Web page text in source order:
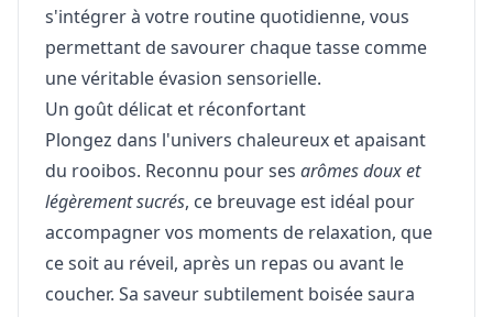
s'intégrer à votre routine quotidienne, vous
permettant de savourer chaque tasse comme
une véritable évasion sensorielle.
Un goût délicat et réconfortant
Plongez dans l'univers chaleureux et apaisant
du rooibos. Reconnu pour ses arômes doux et
légèrement sucrés, ce breuvage est idéal pour
accompagner vos moments de relaxation, que
ce soit au réveil, après un repas ou avant le
coucher. Sa saveur subtilement boisée saura